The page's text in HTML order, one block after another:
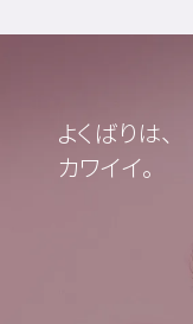
よくばりは、
カワイイ。